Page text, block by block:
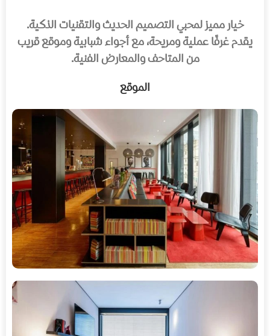
خيار مميز لمحبي التصميم الحديث والتقنيات الذكية.
يقدم غرفًا عملية ومريحة، مع أجواء شبابية وموقع قريب
من المتاحف والمعارض الفنية.
الموقع